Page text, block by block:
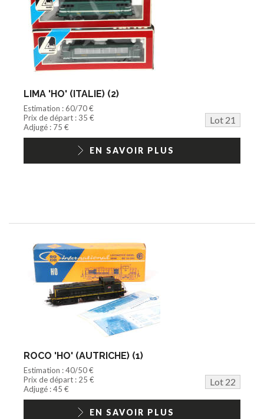
LIMA 'HO' (ITALIE) (2)
Estimation : 60/70 €
Prix de départ : 35 €
Lot 21
Adjugé : 75 €
EN SAVOIR PLUS
ROCO 'HO' (AUTRICHE) (1)
Estimation : 40/50 €
Prix de départ : 25 €
Lot 22
Adjugé : 45 €
EN SAVOIR PLUS